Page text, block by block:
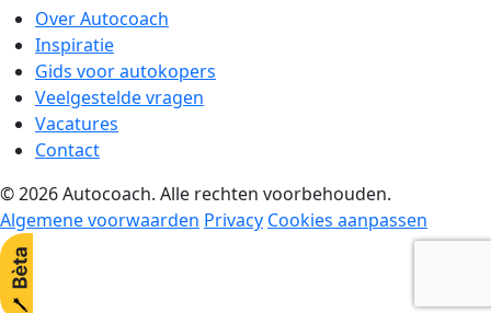
Over Autocoach
Inspiratie
Gids voor autokopers
Veelgestelde vragen
Vacatures
Contact
© 2026 Autocoach. Alle rechten voorbehouden.
Algemene voorwaarden Privacy Cookies aanpassen